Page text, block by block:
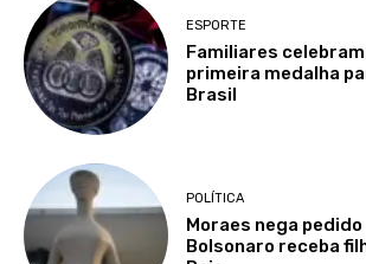
ESPORTE
Familiares
primeira medalha
Brasil
POLÍTICA
Moraes nega pedido
Bolsonaro receba